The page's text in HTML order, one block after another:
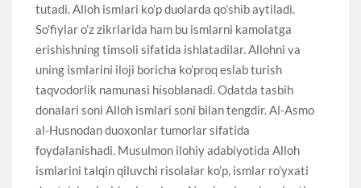
tutadi. Alloh ismlari ko’p duolarda qo’shib aytiladi.
So’fiylar o’z zikrlarida ham bu ismlarni kamolatga
erishishning timsoli sifatida ishlatadilar. Allohni va
uning ismlarini iloji boricha ko’proq eslab turish
taqvodorlik namunasi hisoblanadi. Odatda tasbih
donalari soni Alloh ismlari soni bilan tengdir. Al-Asmo
al-Husnodan duoxonlar tumorlar sifatida
foydalanishadi. Musulmon ilohiy adabiyotida Alloh
ismlarini talqin qiluvchi risolalar ko’p, ismlar ro’yxati